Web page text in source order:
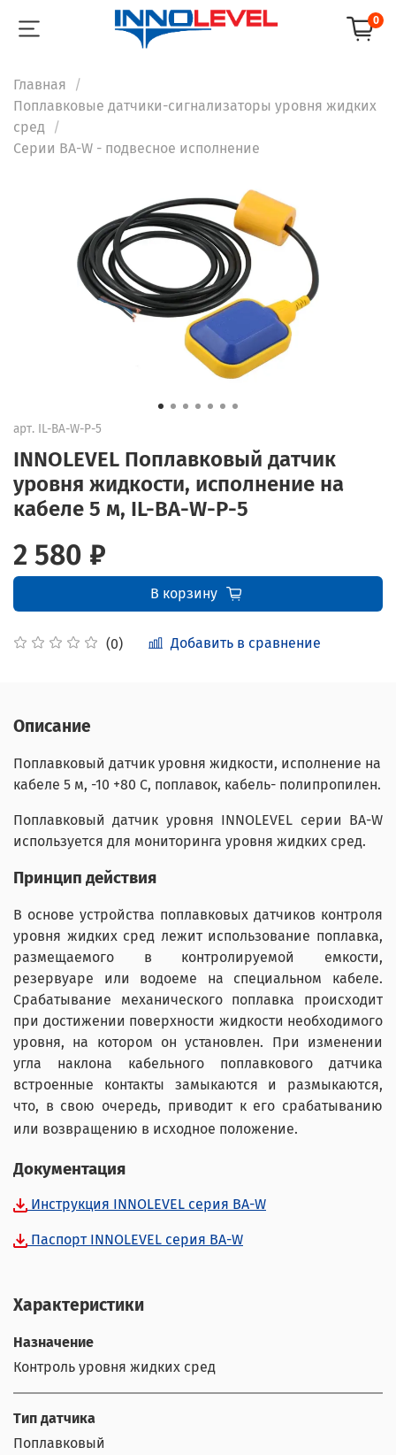
0
Главная
Поплавковые датчики-сигнализаторы уровня жидких
сред
Серии BA-W - подвесное исполнение
арт. IL-BA-W-P-5
INNOLEVEL Поплавковый датчик
уровня жидкости, исполнение на
кабеле 5 м, IL-BA-W-P-5
(0) Добавить в сравнение
2 580 ₽
В корзину
Описание
Поплавковый датчик уровня жидкости, исполнение на
кабеле 5 м, -10 +80 С, поплавок, кабель- полипропилен.
Поплавковый датчик уровня INNOLEVEL серии BA-W
используется для мониторинга уровня жидких сред.
Принцип действия
В основе устройства поплавковых датчиков контроля
уровня жидких сред лежит использование поплавка,
размещаемого в контролируемой емкости,
резервуаре или водоеме на специальном кабеле.
Срабатывание механического поплавка происходит
при достижении поверхности жидкости необходимого
уровня, на котором он установлен. При изменении
угла наклона кабельного поплавкового датчика
встроенные контакты замыкаются и размыкаются,
что, в свою очередь, приводит к его срабатыванию
или возвращению в исходное положение.
Документация
Инструкция INNOLEVEL серия BA-W
Паспорт INNOLEVEL серия BA-W
Характеристики
Назначение
Контроль уровня жидких сред
Тип датчика
Поплавковый